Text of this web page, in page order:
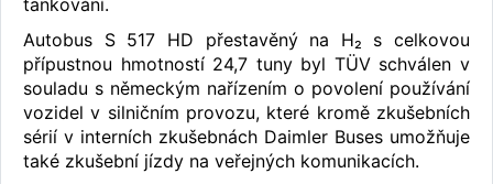
tankování.
Autobus S 517 HD přestavěný na H₂ s celkovou
přípustnou hmotností 24,7 tuny byl TÜV schválen v
souladu s německým nařízením o povolení používání
vozidel v silničním provozu, které kromě zkušebních
sérií v interních zkušebnách Daimler Buses umožňuje
také zkušební jízdy na veřejných komunikacích.